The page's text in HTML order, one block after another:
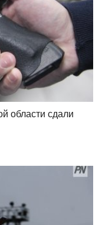
области сдали